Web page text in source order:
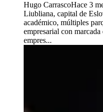
Hugo CarrascoHace 3
Liubliana, capital de
académico, múltiples
empresarial con
empres...